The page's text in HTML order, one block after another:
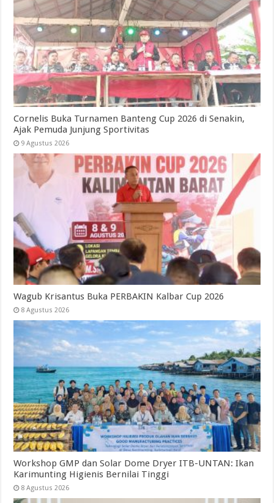
Cornelis Buka Turnamen Banteng Cup 2026 di Senakin,
Ajak Pemuda Junjung Sportivitas
9 Agustus 2026
Wagub Krisantus Buka PERBAKIN Kalbar Cup 2026
8 Agustus 2026
Workshop GMP dan Solar Dome Dryer ITB-UNTAN: Ikan
Karimunting Higienis Bernilai Tinggi
8 Agustus 2026